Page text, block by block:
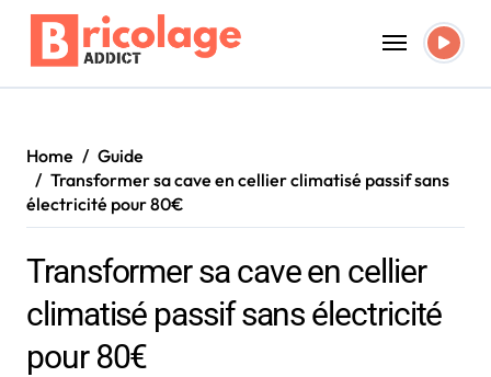
Skip
content
Home
Guide
Transformer sa cave en cellier climatisé passif sans
électricité pour 80€
Transformer sa cave en cellier
climatisé passif sans électricité
pour 80€